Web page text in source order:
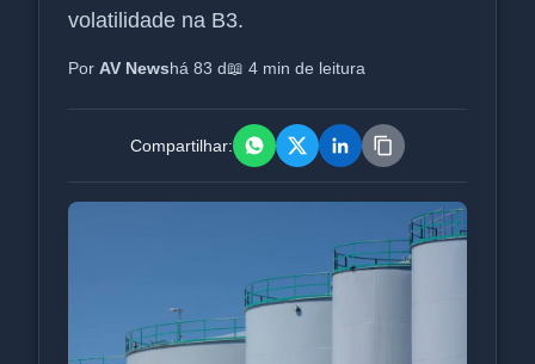
volatilidade na B3.
Por AV Newshá 83 d📖 4 min de leitura
Compartilhar: